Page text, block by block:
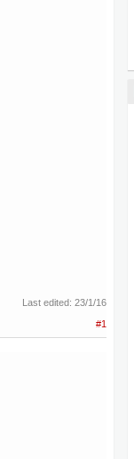
Last edited: 23/1/16
#1